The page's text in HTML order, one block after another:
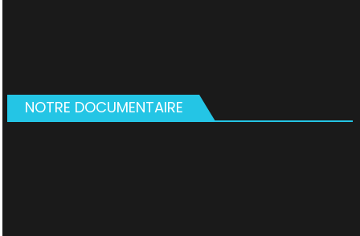
NOTRE DOCUMENTAIRE